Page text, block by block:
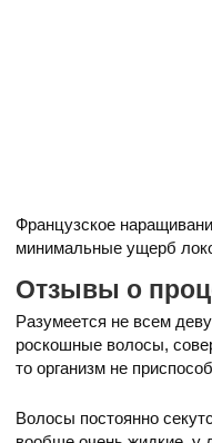
Французское
минимальные ущерб
Отзывы о
Разумеется не всем
роскошные волосы,
то организм не
Волосы постоянно